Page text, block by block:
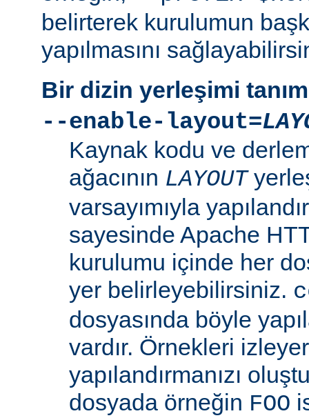
belirterek kurulumun
yapılmasını
Bir dizin yerleşimi
--enable-layout=
Kaynak kodu ve
ağacının LAYOUT
varsayımıyla
sayesinde Apache
kurulumu içinde her
yer belirleyebilirsiniz.
dosyasında böyle
vardır. Örnekleri
yapılandırmanızı
dosyada örneğin FOO